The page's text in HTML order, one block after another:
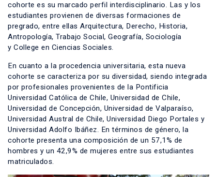
cohorte es su marcado perfil interdisciplinario. Las y los
estudiantes provienen de diversas formaciones de
pregrado, entre ellas Arquitectura, Derecho, Historia,
Antropología, Trabajo Social, Geografía, Sociología
y College en Ciencias Sociales.
En cuanto a la procedencia universitaria, esta nueva
cohorte se caracteriza por su diversidad, siendo integrada
por profesionales provenientes de la Pontificia
Universidad Católica de Chile, Universidad de Chile,
Universidad de Concepción, Universidad de Valparaíso,
Universidad Austral de Chile, Universidad Diego Portales y
Universidad Adolfo Ibáñez. En términos de género, la
cohorte presenta una composición de un 57,1% de
hombres y un 42,9% de mujeres entre sus estudiantes
matriculados.